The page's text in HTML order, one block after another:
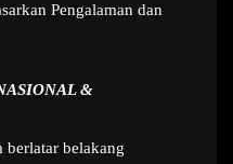
Pengalaman dan
&
berlatar belakang